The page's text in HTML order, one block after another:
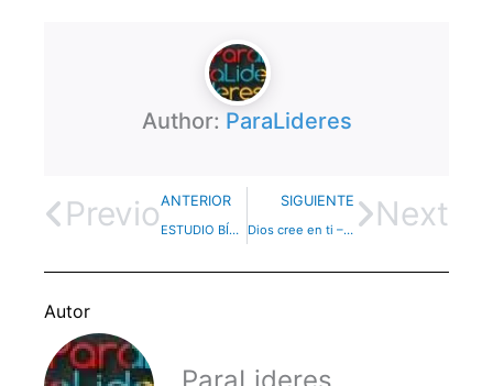
Author: ParaLideres
PrevioANTERIOR
ESTUDIO BÍBLICO – Gálatas – Lección 11
SIGUIENTE
Dios cree en ti – Devocional Next
Autor